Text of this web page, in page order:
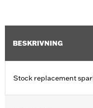
BESKRIVNING
Stock replacement